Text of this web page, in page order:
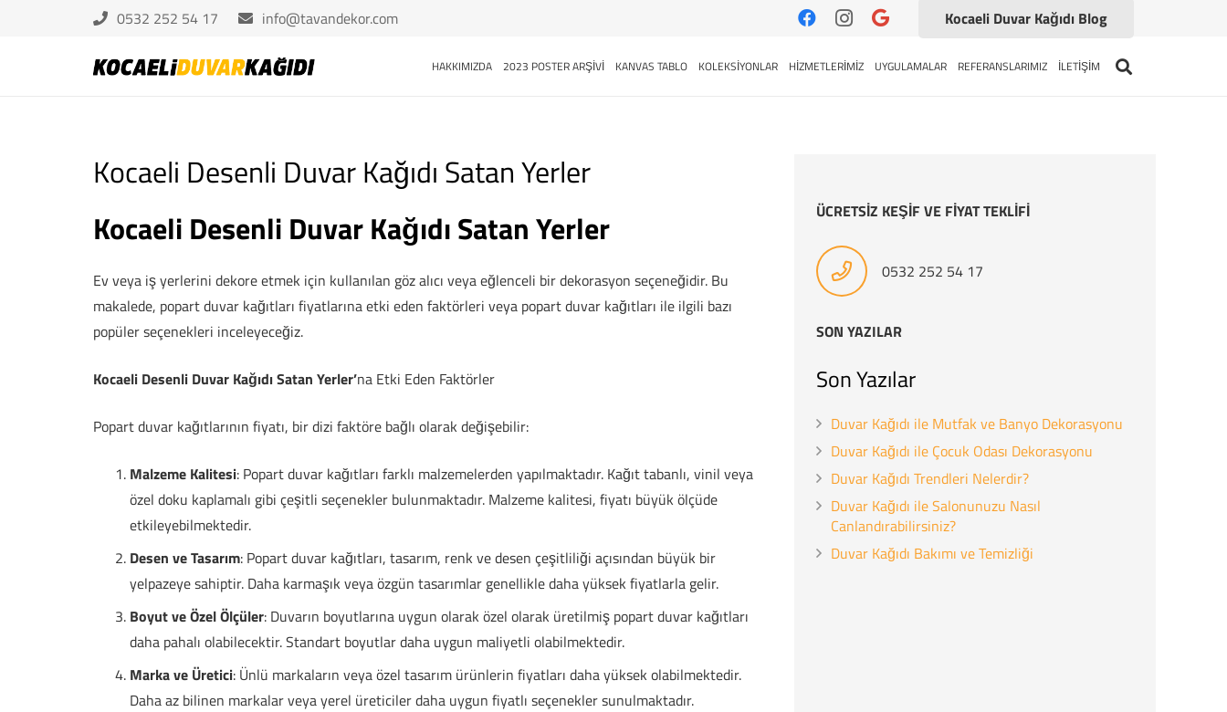
0532 252 54 17 info@tavandekor.com Kocaeli Duvar Kağıdı Blog
HAKKIMIZDA 2023 POSTER ARŞİVİ KANVAS TABLO KOLEKSİYONLAR HİZMETLERİMİZ UYGULAMALAR REFERANSLARIMIZ İLETİŞİM
Kocaeli Desenli Duvar Kağıdı Satan Yerler
Kocaeli Desenli Duvar Kağıdı Satan Yerler
Ev veya iş yerlerini dekore etmek için kullanılan göz alıcı veya eğlenceli bir dekorasyon seçeneğidir. Bu
makalede, popart duvar kağıtları fiyatlarına etki eden faktörleri veya popart duvar kağıtları ile ilgili bazı
popüler seçenekleri inceleyeceğiz.
Kocaeli Desenli Duvar Kağıdı Satan Yerler’na Etki Eden Faktörler
Popart duvar kağıtlarının fiyatı, bir dizi faktöre bağlı olarak değişebilir:
Malzeme Kalitesi: Popart duvar kağıtları farklı malzemelerden yapılmaktadır. Kağıt tabanlı, vinil veya
özel doku kaplamalı gibi çeşitli seçenekler bulunmaktadır. Malzeme kalitesi, fiyatı büyük ölçüde
etkileyebilmektedir.
Desen ve Tasarım: Popart duvar kağıtları, tasarım, renk ve desen çeşitliliği açısından büyük bir
yelpazeye sahiptir. Daha karmaşık veya özgün tasarımlar genellikle daha yüksek fiyatlarla gelir.
Boyut ve Özel Ölçüler: Duvarın boyutlarına uygun olarak özel olarak üretilmiş popart duvar kağıtları
daha pahalı olabilecektir. Standart boyutlar daha uygun maliyetli olabilmektedir.
Marka ve Üretici: Ünlü markaların veya özel tasarım ürünlerin fiyatları daha yüksek olabilmektedir.
Daha az bilinen markalar veya yerel üreticiler daha uygun fiyatlı seçenekler sunulmaktadır.
ÜCRETSİZ KEŞİF VE FİYAT TEKLİFİ
0532 252 54 17
SON YAZILAR
Son Yazılar
Duvar Kağıdı ile Mutfak ve Banyo Dekorasyonu
Duvar Kağıdı ile Çocuk Odası Dekorasyonu
Duvar Kağıdı Trendleri Nelerdir?
Duvar Kağıdı ile Salonunuzu Nasıl
Canlandırabilirsiniz?
Duvar Kağıdı Bakımı ve Temizliği